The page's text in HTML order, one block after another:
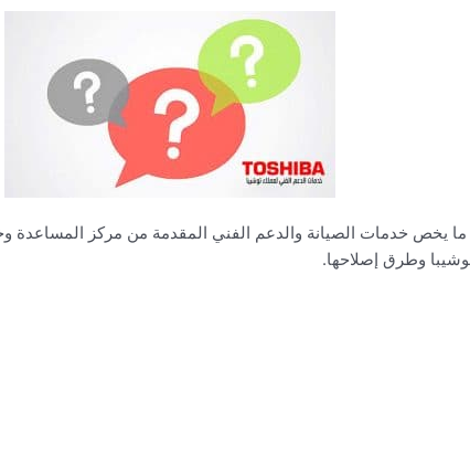
يخص خدمات الصيانة والدعم الفني المقدمة من مركز المساعدة
وطرق إصلاحها.